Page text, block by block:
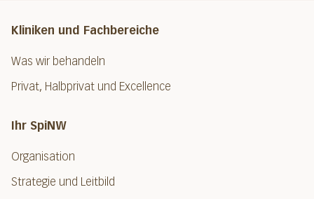
Kliniken und Fachbereiche
Was wir behandeln
Privat, Halbprivat und Excellence
Ihr SpiNW
Organisation
Strategie und Leitbild